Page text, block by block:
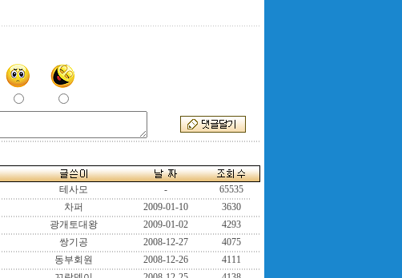
테사모 -
65535
차퍼 2009-01-10
3630
광개토대왕 2009-01-02
4293
쌍기공 2008-12-27
4075
동부회원 2008-12-26
4111